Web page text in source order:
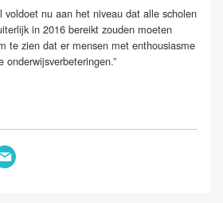
voldoet nu aan het niveau dat alle scholen
in 2016 bereikt zouden moeten
te zien dat er mensen met enthousiasme
onderwijsverbeteringen.”